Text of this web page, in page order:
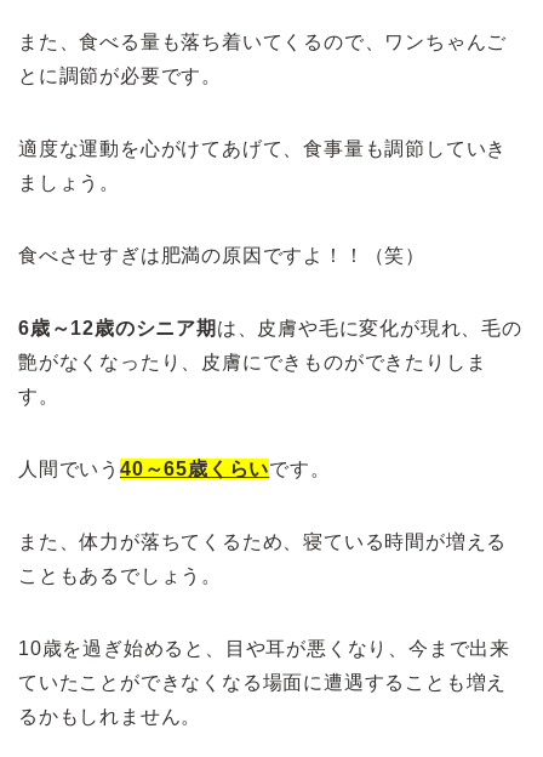
また、食べる量も落ち着いてくるので、ワンちゃんご
とに調節が必要です。
適度な運動を心がけてあげて、食事量も調節していき
ましょう。
食べさせすぎは肥満の原因ですよ！！（笑）
6歳～12歳のシニア期 は、皮膚や毛に変化が現れ、毛の
艶がなくなったり、皮膚にできものができたりしま
す。
人間でいう 40～65歳くらいです。
また、体力が落ちてくるため、寝ている時間が増える
こともあるでしょう。
10歳を過ぎ始めると、目や耳が悪くなり、今まで出来
ていたことができなくなる場面に遭遇することも増え
るかもしれません。